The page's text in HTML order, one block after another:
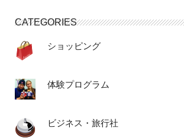
CATEGORIES
ショッピング
体験プログラム
ビジネス・旅行社